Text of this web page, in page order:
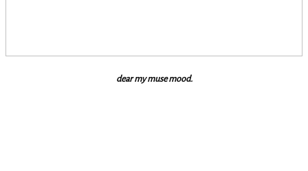
dear my muse mood.